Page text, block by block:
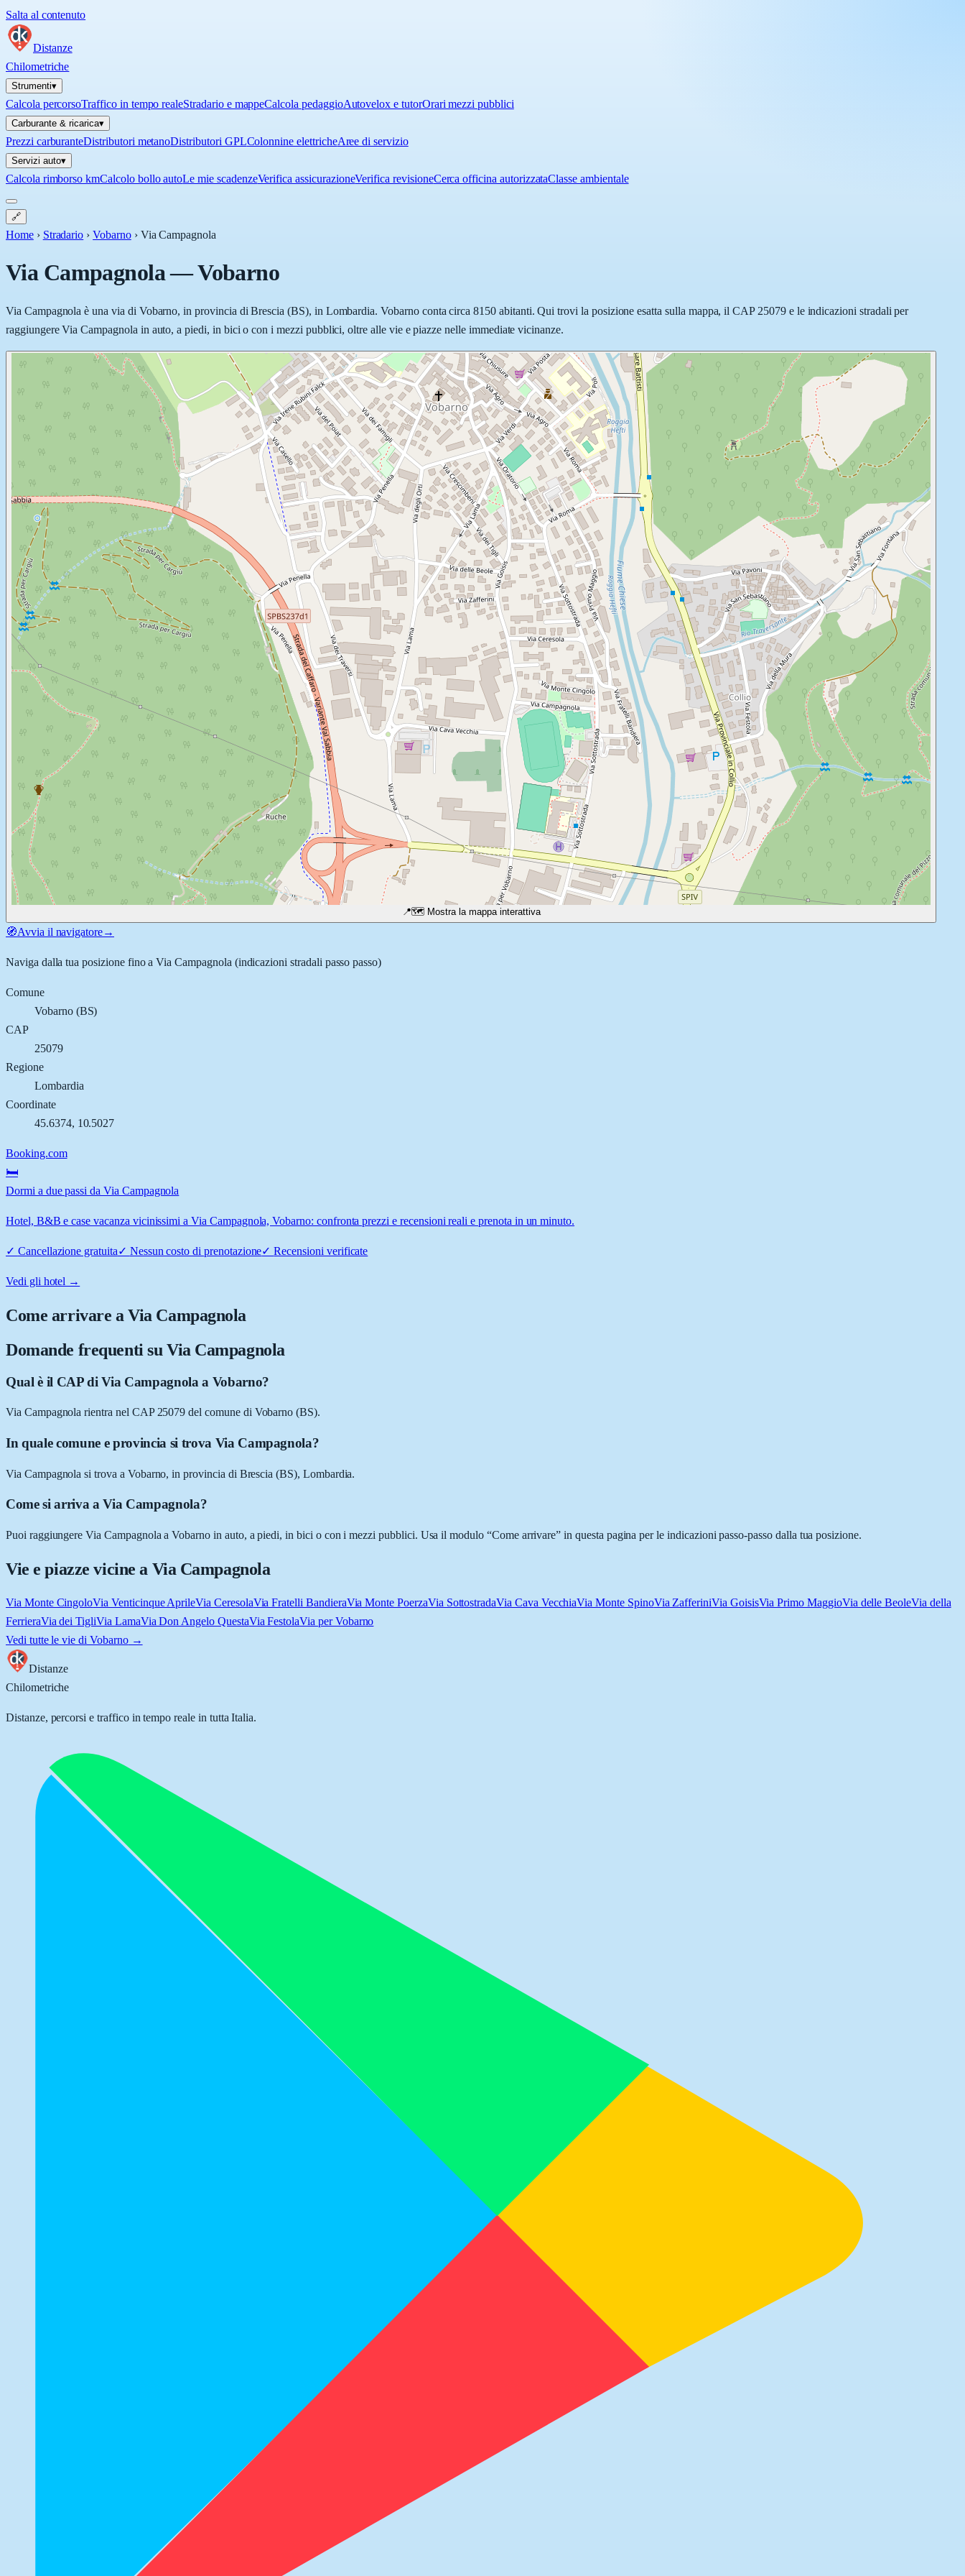
Salta al contenuto
Distanze
Chilometriche
Strumenti▾
Calcola percorsoTraffico in tempo realeStradario e mappeCalcola pedaggioAutovelox e tutorOrari mezzi pubblici
Carburante & ricarica▾
Prezzi carburanteDistributori metanoDistributori GPLColonnine elettricheAree di servizio
Servizi auto▾
Calcola rimborso kmCalcolo bollo autoLe mie scadenzeVerifica assicurazioneVerifica revisioneCerca officina autorizzataClasse ambientale
🔗
Home › Stradario › Vobarno › Via Campagnola
Via Campagnola—Vobarno
Via Campagnola è una via di Vobarno, in provincia di Brescia (BS), in Lombardia. Vobarno conta circa 8150 abitanti. Qui trovi la posizione esatta sulla mappa, il CAP 25079 e le indicazioni stradali per
raggiungere Via Campagnola in auto, a piedi, in bici o con i mezzi pubblici, oltre alle vie e piazze nelle immediate vicinanze.
📍🗺️ Mostra la mappa interattiva
🧭Avvia il navigatore→
Naviga dalla tua posizione fino aVia Campagnola (indicazioni stradali passo passo)
Comune
Vobarno(BS)
CAP
25079
Regione
Lombardia
Coordinate
45.6374, 10.5027
Booking.com
🛏️
Dormi a due passi da Via Campagnola
Hotel, B&B e case vacanza vicinissimi a Via Campagnola, Vobarno: confronta prezzi e recensioni reali e prenota in un minuto.
✓ Cancellazione gratuita✓ Nessun costo di prenotazione✓Recensioni verificate
Vedi gli hotel →
Come arrivare aVia Campagnola
Domande frequenti su Via Campagnola
Qual è il CAP di Via Campagnola a Vobarno?
Via Campagnola rientra nel CAP 25079 del comune di Vobarno (BS).
In quale comune e provincia si trova Via Campagnola?
Via Campagnola si trova a Vobarno, in provincia di Brescia (BS), Lombardia.
Come si arriva a Via Campagnola?
Puoi raggiungere Via Campagnola a Vobarno in auto, a piedi, in bici o con i mezzi pubblici. Usa il modulo “Come arrivare” in questa pagina per le indicazioni passo-passo dalla tua posizione.
Vie e piazze vicine a Via Campagnola
Via Monte CingoloVia Venticinque AprileVia CeresolaVia Fratelli BandieraVia Monte PoerzaVia SottostradaVia Cava VecchiaVia Monte SpinoVia ZafferiniVia GoisisVia Primo MaggioVia delle BeoleVia della
FerrieraVia dei TigliVia LamaVia Don Angelo QuestaVia FestolaVia per Vobarno
Vedi tutte le vie di Vobarno→
Distanze
Chilometriche
Distanze, percorsi e traffico in tempo reale in tutta Italia.